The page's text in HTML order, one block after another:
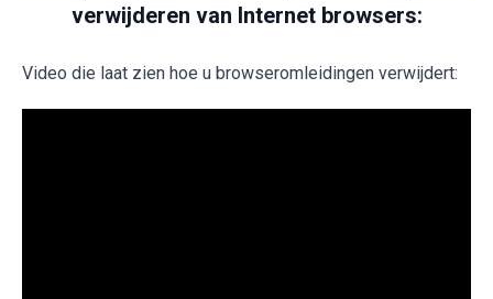
verwijderen van Internet browsers:
Video die laat zien hoe u browseromleidingen verwijdert: